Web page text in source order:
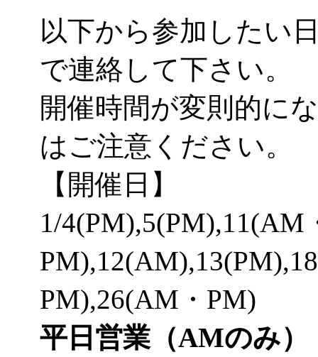
以下から参加したい
で連絡して下さい。
開催時間が変則的に
はご注意ください。
【開催日】
1/4(PM),5(PM),11(AM
PM),26(AM・PM)
平日営業（AMのみ）